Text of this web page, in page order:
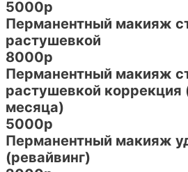
5000р
Перманентный макияж
растушевкой
8000р
Перманентный макияж
растушевкой коррекция
месяца)
5000р
Перманентный макияж
(ревайвинг)